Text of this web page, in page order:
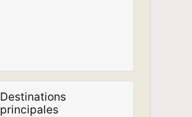
Destinations
principales